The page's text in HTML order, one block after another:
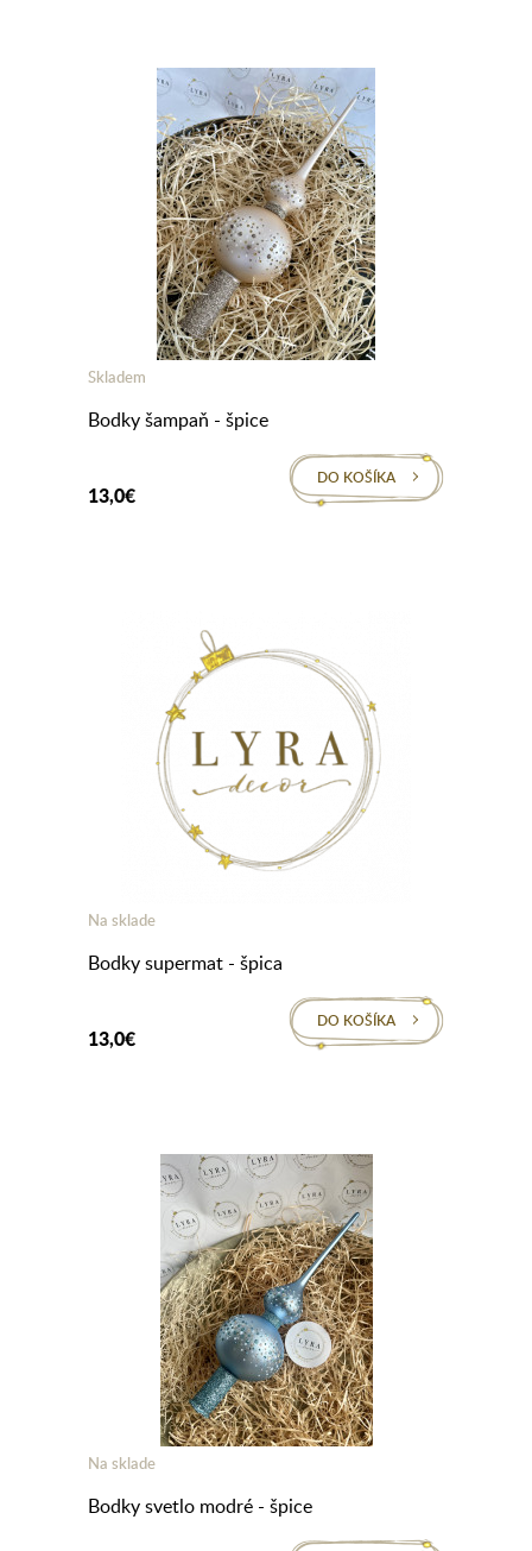
Skladem
Bodky šampaň - špice
13,0€
DO KOŠÍKA
Na sklade
Bodky supermat - špica
13,0€
DO KOŠÍKA
Na sklade
Bodky svetlo modré - špice